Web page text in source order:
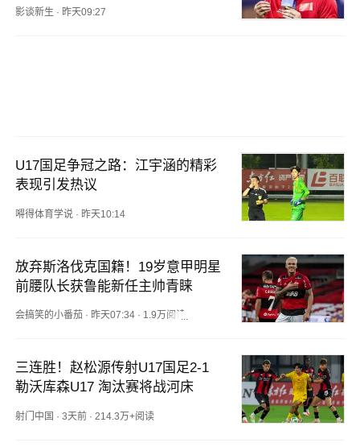
影谈新生 · 昨天09:27
U17国足争冠之路：江宇涵的精彩
表现引发热议
嘚得体育学说 · 昨天10:14
放弃斯洛伐克国籍！19岁意甲明星
前腰队长获鲁能新任主帅青睐
会搞笑的小番茄 · 昨天07:34 · 1.9万阅读
三连胜！赵松源传射U17国足2-1
勒沃库森U17 淘汰赛将战河床
射门中国 ·3天前 · 214.3万+阅读